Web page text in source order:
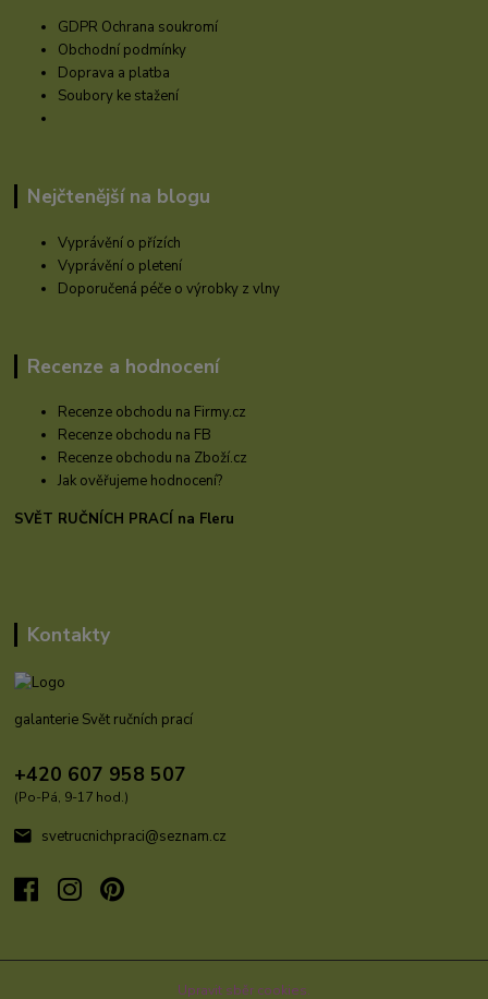
GDPR Ochrana soukromí
Obchodní podmínky
Doprava a platba
Soubory ke stažení
Nejčtenější na blogu
Vyprávění o přízích
Vyprávění o pletení
Doporučená péče o výrobky z vlny
Recenze a hodnocení
Recenze obchodu na Firmy.cz
Recenze obchodu na FB
Recenze obchodu na Zboží.cz
Jak ověřujeme hodnocení?
SVĚT RUČNÍCH PRACÍ na Fleru
Kontakty
galanterie Svět ručních prací
+420 607 958 507
(Po-Pá, 9-17 hod.)
svetrucnichpraci@seznam.cz
Upravit sběr cookies.